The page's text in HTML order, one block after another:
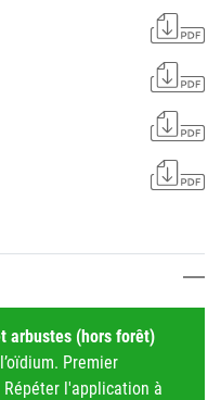
arbustes (hors forêt)
Premier
l'application à